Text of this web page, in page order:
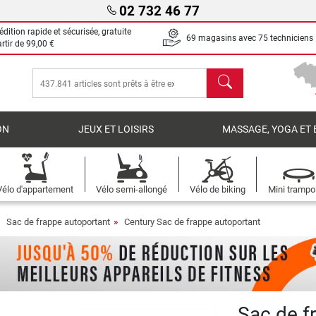
02 732 46 77
rapide et sécurisée, gratuite
de 99,00 €
69 magasins avec 75 techniciens
chercher
JEUX ET LOISIRS MASSAGE, YOGA ET
d'appartement Vélo semi-allongé Vélo de biking Mini
Sac de frappe autoportant Century Sac de frappe autoportant